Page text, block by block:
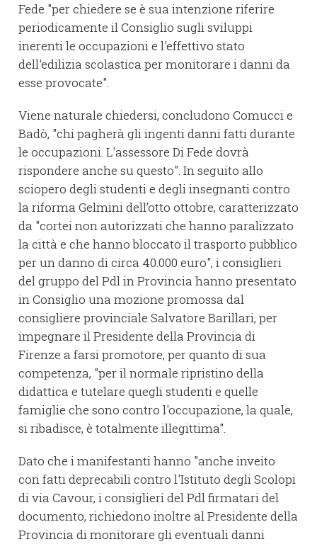
Fede "per chiedere se è sua intenzione riferire
periodicamente il Consiglio sugli sviluppi
inerenti le occupazioni e l'effettivo stato
dell'edilizia scolastica per monitorare i danni da
esse provocate".
Viene naturale chiedersi, concludono Comucci e
Badò, "chi pagherà gli ingenti danni fatti durante
le occupazioni. L'assessore Di Fede dovrà
rispondere anche su questo". In seguito allo
sciopero degli studenti e degli insegnanti contro
la riforma Gelmini dell’otto ottobre, caratterizzato
da "cortei non autorizzati che hanno paralizzato
la città e che hanno bloccato il trasporto pubblico
per un danno di circa 40.000 euro", i consiglieri
del gruppo del Pdl in Provincia hanno presentato
in Consiglio una mozione promossa dal
consigliere provinciale Salvatore Barillari, per
impegnare il Presidente della Provincia di
Firenze a farsi promotore, per quanto di sua
competenza, "per il normale ripristino della
didattica e tutelare quegli studenti e quelle
famiglie che sono contro l'occupazione, la quale,
si ribadisce, è totalmente illegittima".
Dato che i manifestanti hanno "anche inveito
con fatti deprecabili contro l'Istituto degli Scolopi
di via Cavour, i consiglieri del Pdl firmatari del
documento, richiedono inoltre al Presidente della
Provincia di monitorare gli eventuali danni